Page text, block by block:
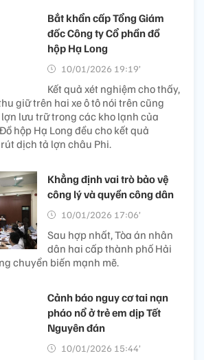
Bắt khẩn cấp Tổng Giám
đốc Công ty Cổ phần đồ
hộp Hạ Long
10/01/2026 19:19’
Kết quả xét nghiệm cho thấy,
giữ trên hai xe ô tô nói trên cũng
lưu trữ trong các kho lạnh của
hộp Hạ Long đều cho kết quả
dịch tả lợn châu Phi.
Khẳng định vai trò bảo vệ
công lý và quyền công dân
10/01/2026 17:06’
Sau hợp nhất, Tòa án nhân
dân hai cấp thành phố Hải
chuyển biến mạnh mẽ.
Cảnh báo nguy cơ tai nạn
pháo nổ ở trẻ em dịp Tết
Nguyên đán
10/01/2026 15:44’